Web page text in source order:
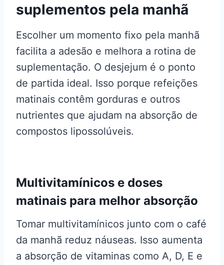
suplementos pela manhã
Escolher um momento fixo pela manhã
facilita a adesão e melhora a rotina de
suplementação. O desjejum é o ponto
de partida ideal. Isso porque refeições
matinais contêm gorduras e outros
nutrientes que ajudam na absorção de
compostos lipossolúveis.
Multivitamínicos e doses
matinais para melhor absorção
Tomar multivitamínicos junto com o café
da manhã reduz náuseas. Isso aumenta
a absorção de vitaminas como A, D, E e